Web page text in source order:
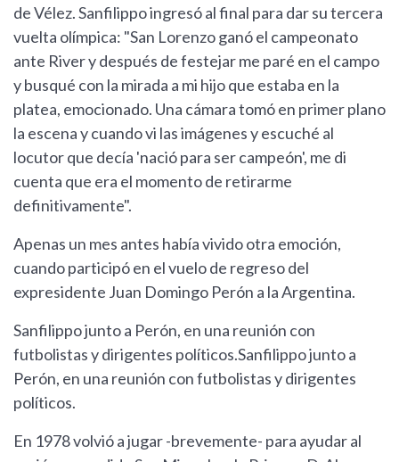
de Vélez. Sanfilippo ingresó al final para dar su tercera
vuelta olímpica: "San Lorenzo ganó el campeonato
ante River y después de festejar me paré en el campo
y busqué con la mirada a mi hijo que estaba en la
platea, emocionado. Una cámara tomó en primer plano
la escena y cuando vi las imágenes y escuché al
locutor que decía 'nació para ser campeón', me di
cuenta que era el momento de retirarme
definitivamente".
Apenas un mes antes había vivido otra emoción,
cuando participó en el vuelo de regreso del
expresidente Juan Domingo Perón a la Argentina.
Sanfilippo junto a Perón, en una reunión con
futbolistas y dirigentes políticos.Sanfilippo junto a
Perón, en una reunión con futbolistas y dirigentes
políticos.
En 1978 volvió a jugar -brevemente- para ayudar al